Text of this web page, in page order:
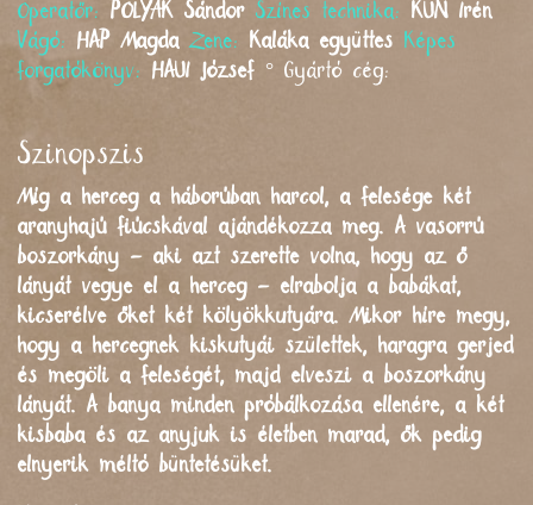
Operatőr: POLYÁK Sándor Színes technika: KUN Irén
Vágó: HAP Magda Zene: Kaláka együttes
Képes
forgatókönyv: HAUI József ° Gyártó cég:
Szinopszis
Míg a herceg a háborúban harcol, a felesége két
aranyhajú fiúcskával ajándékozza meg. A vasorrú
boszorkány – aki azt szerette volna, hogy az ő
lányát vegye el a herceg – elrabolja a babákat,
kicserélve őket két kölyökkutyára. Mikor híre megy,
hogy a hercegnek kiskutyái születtek, haragra gerjed
és megöli a feleségét, majd elveszi a boszorkány
lányát. A banya minden próbálkozása ellenére, a két
kisbaba és az anyjuk is életben marad, ők pedig
elnyerik méltó büntetésüket.